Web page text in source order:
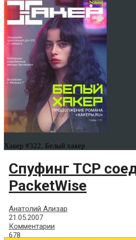
Хакер #322. Белый хакер
Спуфинг TCP
PacketWise
Анатолий Ализар
21.05.2007
Комментарии
678